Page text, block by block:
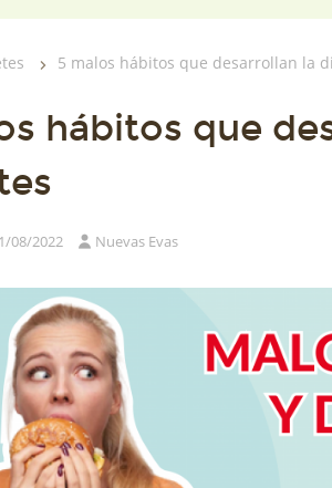
5 malos hábitos que desarrollan la
hábitos que
08/2022 Nuevas Evas